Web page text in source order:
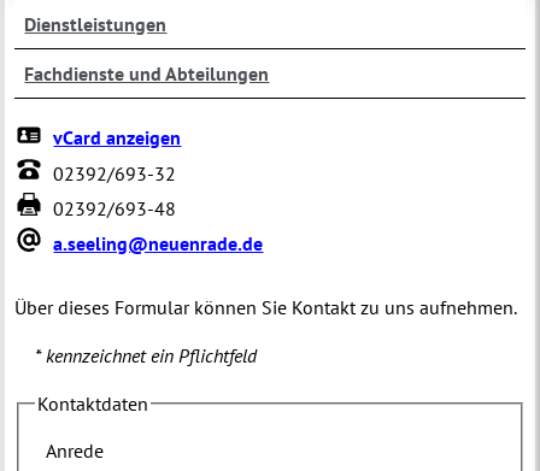
Dienstleistungen
Fachdienste und Abteilungen
vCard anzeigen
02392/693-32
02392/693-48
a.seeling@neuenrade.de
Über dieses Formular können Sie Kontakt zu uns aufnehmen.
* kennzeichnet ein Pflichtfeld
Kontaktdaten
Anrede